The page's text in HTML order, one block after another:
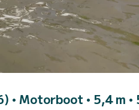
• Motorboot • 5,4 m •